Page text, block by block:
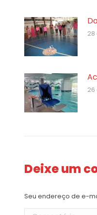
Deixe um
Seu endereço de e-